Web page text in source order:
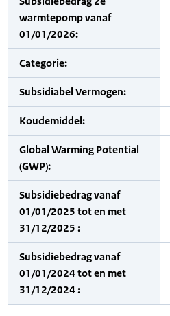
warmtepomp vanaf
01/01/2026:
Categorie:
Subsidiabel Vermogen:
Koudemiddel:
Global Warming Potential
(GWP):
Subsidiebedrag vanaf
01/01/2025 tot en met
31/12/2025 :
Subsidiebedrag vanaf
01/01/2024 tot en met
31/12/2024 :